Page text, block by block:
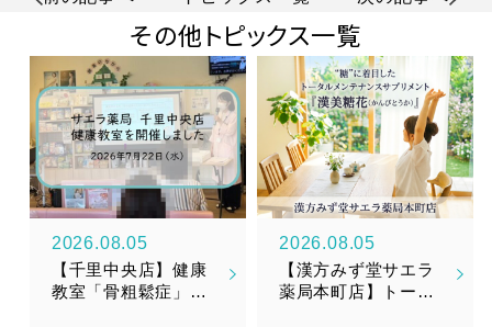
その他トピックス一覧
2026.08.05
【千里中央店】健康
教室「骨粗鬆症」を
2026.08.05
【漢方みず堂サエラ
薬局本町店】トータ